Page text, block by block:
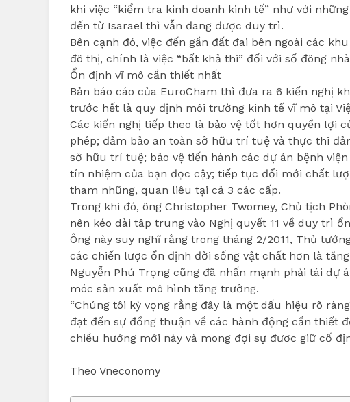
khi việc “kiểm tra kinh doanh kinh tế” như với
đến từ Isarael thì vẫn đang được duy trì.
Bên cạnh đó, việc đến gần đất đai bên ngoài các
đô thị, chính là việc “bất khả thi” đối với số đông
Ổn định vĩ mô cần thiết nhất
Bản báo cáo của EuroCham thì đưa ra 6 kiến nghị
trước hết là quy định môi trường kinh tế vĩ mô tại
Các kiến nghị tiếp theo là bảo vệ tốt hơn quyền lợi
phép; đảm bảo an toàn sở hữu trí tuệ và thực thi
sở hữu trí tuệ; bảo vệ tiến hành các dự án bệnh
tín nhiệm của bạn đọc cậy; tiếp tục đổi mới chất
tham nhũng, quan liêu tại cả 3 các cấp.
Trong khi đó, ông Christopher Twomey, Chủ tịch
nên kéo dài tâp trung vào Nghị quyết 11 về duy trì
Ông này suy nghĩ rằng trong tháng 2/2011, Thủ
các chiến lược ổn định đời sống vật chất hơn là
Nguyễn Phú Trọng cũng đã nhấn mạnh phải tái dự
móc sản xuất mô hình tăng trưởng.
“Chúng tôi kỳ vọng rằng đây là một dấu hiệu rõ
đạt đến sự đồng thuận về các hành động cần thiết
chiều hướng mới này và mong đợi sự đươc giữ cố
Theo Vneconomy